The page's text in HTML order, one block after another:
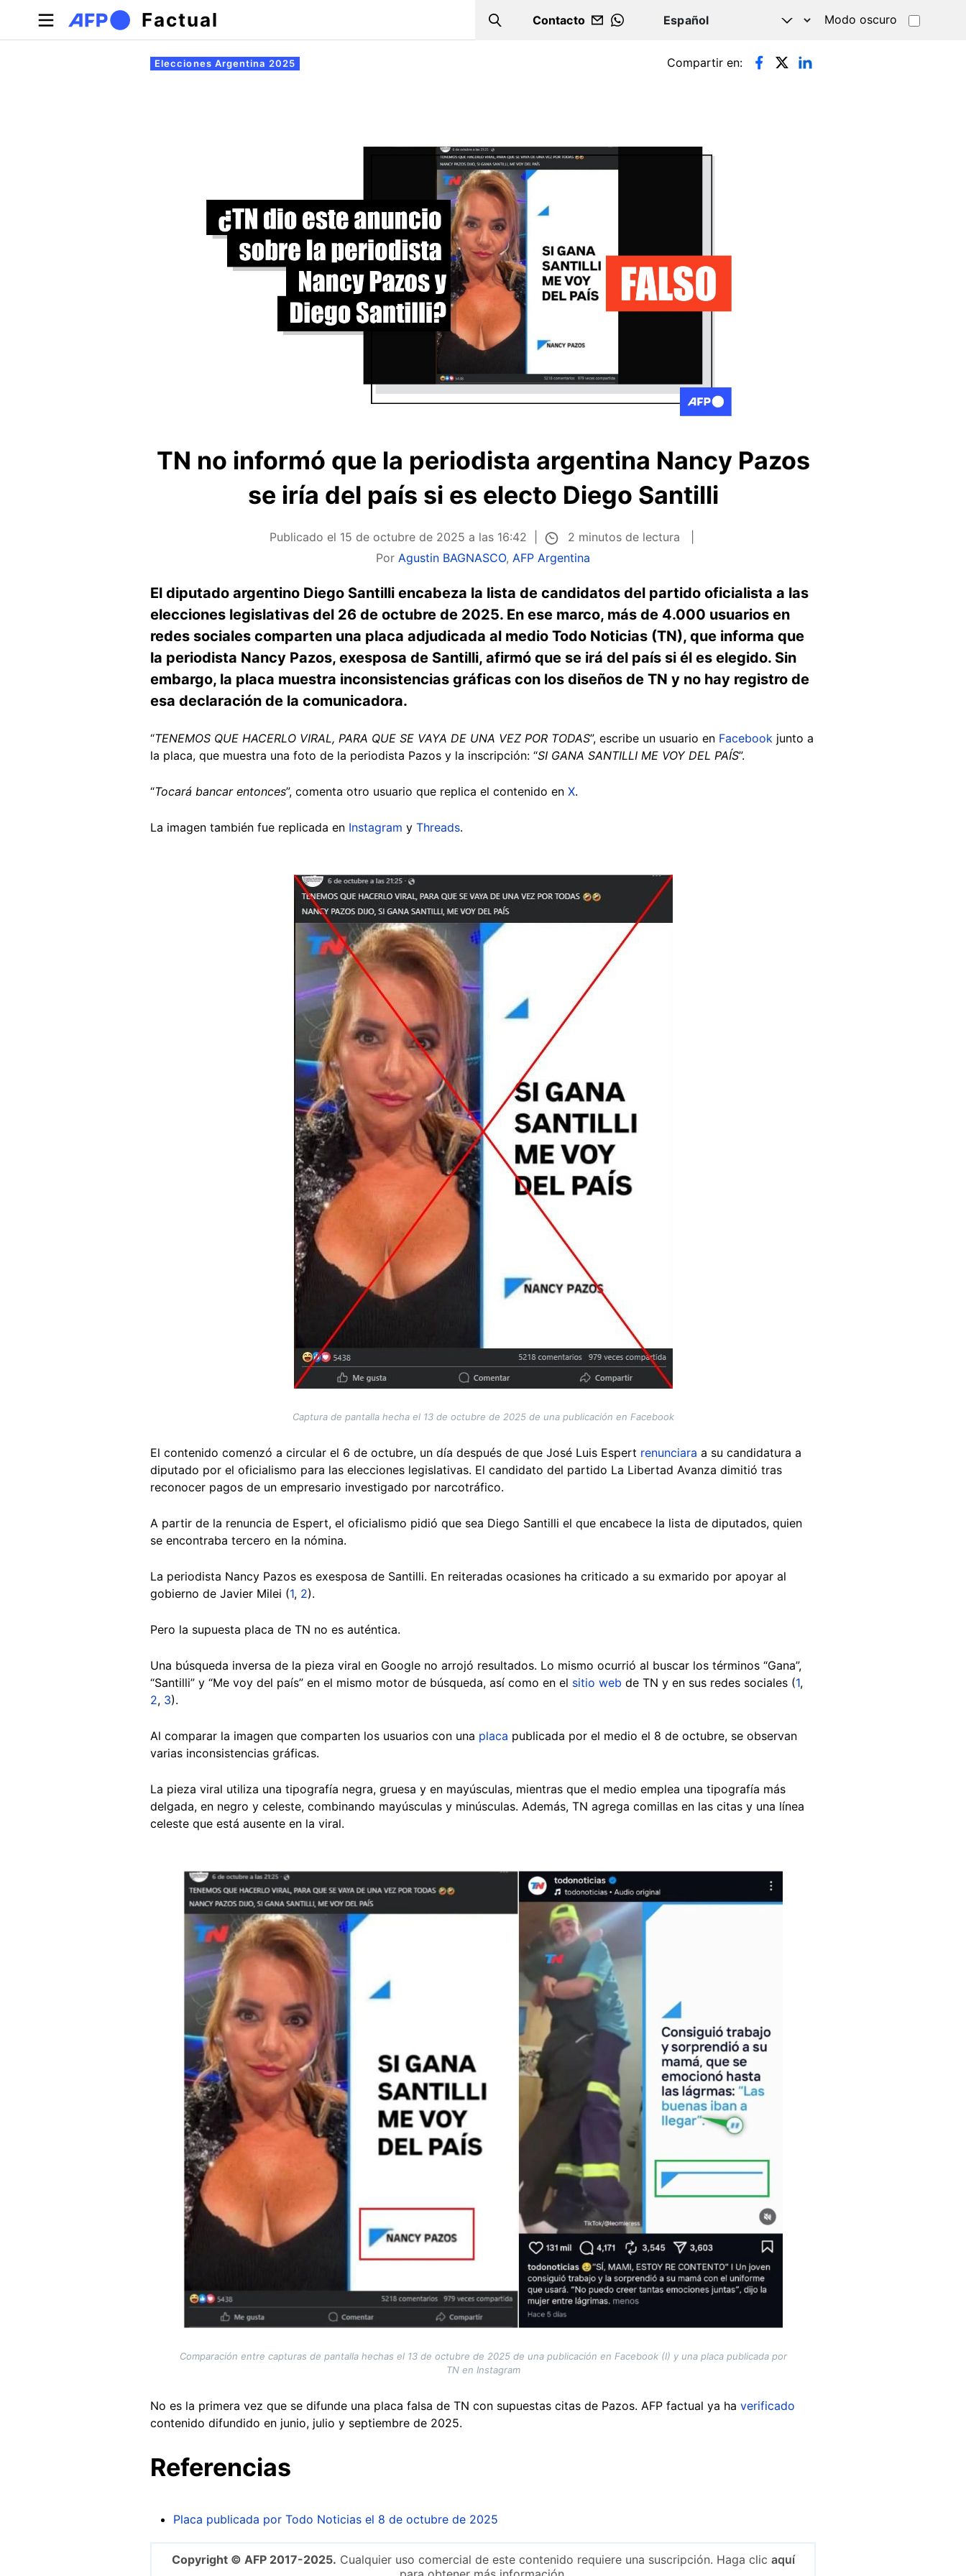
Pasar al contenido principal
Factual Search
Contacto
WHATSAPP
Modo oscuro
Solapas principales
Elecciones Argentina 2025 Compartir en:
TN no informó que la periodista argentina Nancy Pazos
se iría del país si es electo Diego Santilli
Publicado el 15 de octubre de 2025 a las 16:42
2 minutos de lectura
Por Agustin BAGNASCO, AFP Argentina
El diputado argentino Diego Santilli encabeza la lista de candidatos del partido oficialista a las
elecciones legislativas del 26 de octubre de 2025. En ese marco, más de 4.000 usuarios en
redes sociales comparten una placa adjudicada al medio Todo Noticias (TN), que informa que
la periodista Nancy Pazos, exesposa de Santilli, afirmó que se irá del país si él es elegido. Sin
embargo, la placa muestra inconsistencias gráficas con los diseños de TN y no hay registro de
esa declaración de la comunicadora.
“TENEMOS QUE HACERLO VIRAL, PARA QUE SE VAYA DE UNA VEZ POR TODAS”, escribe un usuario en Facebook junto a
la placa, que muestra una foto de la periodista Pazos y la inscripción: “SI GANA SANTILLI ME VOY DEL PAÍS”.
“Tocará bancar entonces”, comenta otro usuario que replica el contenido en X.
La imagen también fue replicada en Instagram y Threads.
Captura de pantalla hecha el 13 de octubre de 2025 de una publicación en Facebook
El contenido comenzó a circular el 6 de octubre, un día después de que José Luis Espert renunciara a su candidatura a
diputado por el oficialismo para las elecciones legislativas. El candidato del partido La Libertad Avanza dimitió tras
reconocer pagos de un empresario investigado por narcotráfico.
A partir de la renuncia de Espert, el oficialismo pidió que sea Diego Santilli el que encabece la lista de diputados, quien
se encontraba tercero en la nómina.
La periodista Nancy Pazos es exesposa de Santilli. En reiteradas ocasiones ha criticado a su exmarido por apoyar al
gobierno de Javier Milei (1, 2).
Pero la supuesta placa de TN no es auténtica.
Una búsqueda inversa de la pieza viral en Google no arrojó resultados. Lo mismo ocurrió al buscar los términos “Gana”,
“Santilli” y “Me voy del país” en el mismo motor de búsqueda, así como en el sitio web de TN y en sus redes sociales (1,
2, 3).
Al comparar la imagen que comparten los usuarios con una placa publicada por el medio el 8 de octubre, se observan
varias inconsistencias gráficas.
La pieza viral utiliza una tipografía negra, gruesa y en mayúsculas, mientras que el medio emplea una tipografía más
delgada, en negro y celeste, combinando mayúsculas y minúsculas. Además, TN agrega comillas en las citas y una línea
celeste que está ausente en la viral.
Comparación entre capturas de pantalla hechas el 13 de octubre de 2025 de una publicación en Facebook (I) y una placa publicada por
TN en Instagram
No es la primera vez que se difunde una placa falsa de TN con supuestas citas de Pazos. AFP factual ya ha verificado
contenido difundido en junio, julio y septiembre de 2025.
Referencias
Placa publicada por Todo Noticias el 8 de octubre de 2025
Copyright © AFP 2017-2025. Cualquier uso comercial de este contenido requiere una suscripción. Haga clic aquí